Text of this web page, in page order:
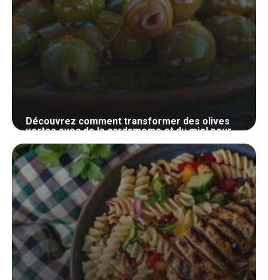
Découvrez comment transformer des olives
vertes avec de la cardamome et du miel pour
20 juillet 2024